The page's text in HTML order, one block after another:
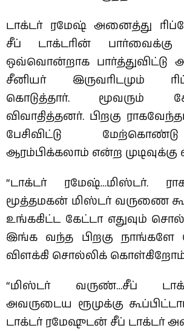
டாக்டர் ரமேஷ் அனைத்து
சீப் டாக்டரின்
ஒவ்வொன்றாக பார்த்துவிட்டு
சீனியர் இருவரிடமும்
கொடுத்தார். மூவரும்
விவாதித்தனர். பிறகு
பேசிவிட்டு
ஆரம்பிக்கலாம் என்ற
“டாக்டர் ரமேஷ்…மிஸ்டர்.
மூத்தமகன் மிஸ்டர் வருணை
உங்ககிட்ட கேட்டா எதுவும்
இங்க வந்த பிறகு நாங்களே
விளக்கி சொல்லிக்
“மிஸ்டர் வருண்…சீப்
அவருடைய ரூமுக்கு
டாக்டர் ரமேஷுடன் சீப் டாக்டர்